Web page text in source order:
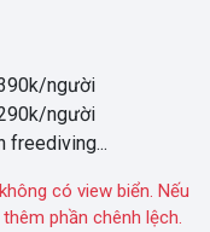
người
người
freediving...
có view biển. Nếu
phần chênh lệch.